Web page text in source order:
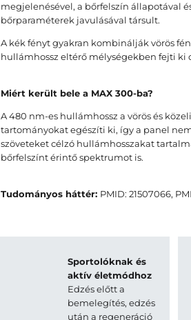
megjelenésével, a bőrfelszín állapotával
bőrparaméterek javulásával társult.
A kék fényt gyakran kombinálják vörös
hullámhossz eltérő mélységekben fejti ki
Miért került bele a MAX 300-ba?
A 480 nm-es hullámhossz a vörös és
tartományokat egészíti ki, így a panel
szöveteket célzó hullámhosszakat
bőrfelszínt érintő spektrumot is.
Tudományos háttér: PMID: 21507066,
Sportolóknak és
aktív életmódhoz
Edzés előtt a
bemelegítés, edzés
után a regeneráció